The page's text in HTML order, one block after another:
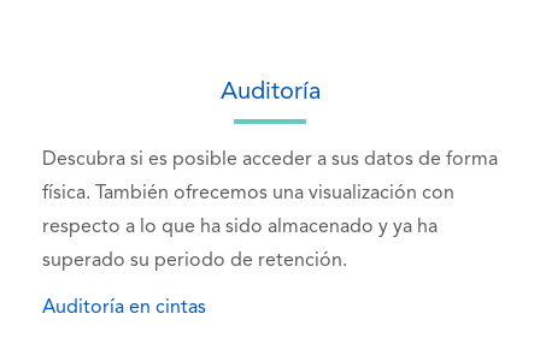
Auditoría
Descubra si es posible acceder a sus datos de forma
física. También ofrecemos una visualización con
respecto a lo que ha sido almacenado y ya ha
superado su periodo de retención.
Auditoría en cintas